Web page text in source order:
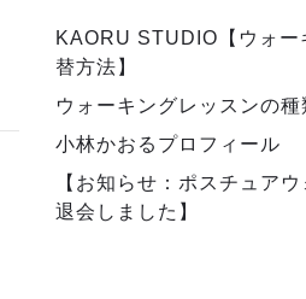
KAORU STUDIO【ウォー
替方法】
ウォーキングレッスンの種
小林かおるプロフィール
【お知らせ：ポスチュア
退会しました】